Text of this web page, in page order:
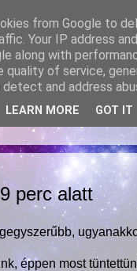
az
marcipánnal,
perc alatt
éppen most
from Google to
Your IP address
along with
quality of service,
and address
LEARN MORE GOT IT